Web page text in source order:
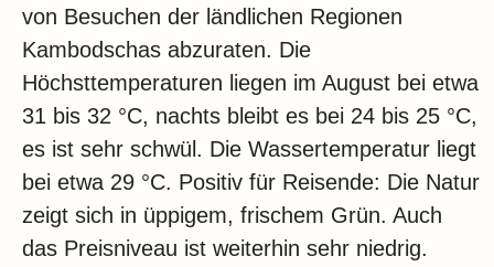
von Besuchen der ländlichen Regionen
Kambodschas abzuraten. Die
Höchsttemperaturen liegen im August bei etwa
31 bis 32 °C, nachts bleibt es bei 24 bis 25 °C,
es ist sehr schwül. Die Wassertemperatur liegt
bei etwa 29 °C. Positiv für Reisende: Die Natur
zeigt sich in üppigem, frischem Grün. Auch
das Preisniveau ist weiterhin sehr niedrig.